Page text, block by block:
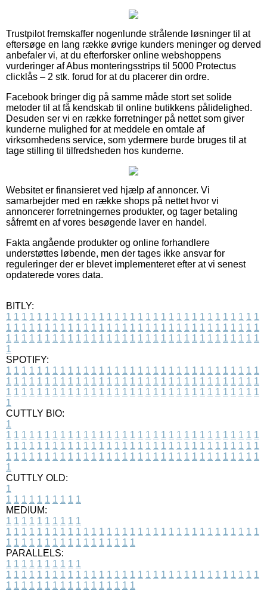
Trustpilot fremskaffer nogenlunde strålende løsninger til at
eftersøge en lang række øvrige kunders meninger og derved
anbefaler vi, at du efterforsker online webshoppens
vurderinger af Abus monteringsstrips til 5000 Protectus
clicklås – 2 stk. forud for at du placerer din ordre.
Facebook bringer dig på samme måde stort set solide
metoder til at få kendskab til online butikkens pålidelighed.
Desuden ser vi en række forretninger på nettet som giver
kunderne mulighed for at meddele en omtale af
virksomhedens service, som ydermere burde bruges til at
tage stilling til tilfredsheden hos kunderne.
Websitet er finansieret ved hjælp af annoncer. Vi
samarbejder med en række shops på nettet hvor vi
annoncerer forretningernes produkter, og tager betaling
såfremt en af vores besøgende laver en handel.
Fakta angående produkter og online forhandlere
understøttes løbende, men der tages ikke ansvar for
reguleringer der er blevet implementeret efter at vi senest
opdaterede vores data.
BITLY:
1 1 1 1 1 1 1 1 1 1 1 1 1 1 1 1 1 1 1 1 1 1 1 1 1 1 1 1 1 1 1 1 1
1 1 1 1 1 1 1 1 1 1 1 1 1 1 1 1 1 1 1 1 1 1 1 1 1 1 1 1 1 1 1 1 1
1 1 1 1 1 1 1 1 1 1 1 1 1 1 1 1 1 1 1 1 1 1 1 1 1 1 1 1 1 1 1 1 1
1
SPOTIFY:
1 1 1 1 1 1 1 1 1 1 1 1 1 1 1 1 1 1 1 1 1 1 1 1 1 1 1 1 1 1 1 1 1
1 1 1 1 1 1 1 1 1 1 1 1 1 1 1 1 1 1 1 1 1 1 1 1 1 1 1 1 1 1 1 1 1
1 1 1 1 1 1 1 1 1 1 1 1 1 1 1 1 1 1 1 1 1 1 1 1 1 1 1 1 1 1 1 1 1
1
CUTTLY BIO:
1
1 1 1 1 1 1 1 1 1 1 1 1 1 1 1 1 1 1 1 1 1 1 1 1 1 1 1 1 1 1 1 1 1
1 1 1 1 1 1 1 1 1 1 1 1 1 1 1 1 1 1 1 1 1 1 1 1 1 1 1 1 1 1 1 1 1
1 1 1 1 1 1 1 1 1 1 1 1 1 1 1 1 1 1 1 1 1 1 1 1 1 1 1 1 1 1 1 1 1
1
CUTTLY OLD:
1
1 1 1 1 1 1 1 1 1 1
MEDIUM:
1 1 1 1 1 1 1 1 1 1
1 1 1 1 1 1 1 1 1 1 1 1 1 1 1 1 1 1 1 1 1 1 1 1 1 1 1 1 1 1 1 1 1
1 1 1 1 1 1 1 1 1 1 1 1 1 1 1 1 1
PARALLELS:
1 1 1 1 1 1 1 1 1 1
1 1 1 1 1 1 1 1 1 1 1 1 1 1 1 1 1 1 1 1 1 1 1 1 1 1 1 1 1 1 1 1 1
1 1 1 1 1 1 1 1 1 1 1 1 1 1 1 1 1